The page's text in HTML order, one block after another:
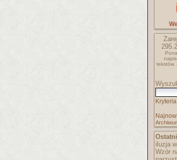
tekstów.
iluzja
Wzór